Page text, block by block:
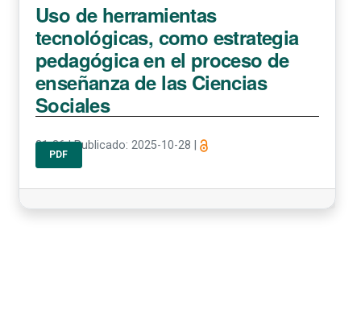
Uso de herramientas
tecnológicas, como estrategia
pedagógica en el proceso de
enseñanza de las Ciencias
Sociales
21-36|Publicado: 2025-10-28
PDF